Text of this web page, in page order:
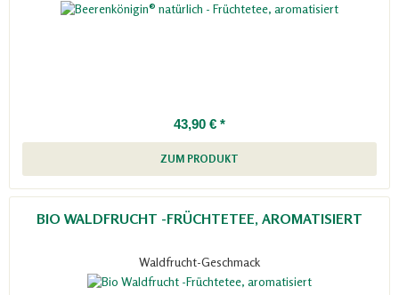
43,90 € *
ZUM PRODUKT
BIO WALDFRUCHT -FRÜCHTETEE, AROMATISIERT
Waldfrucht-Geschmack